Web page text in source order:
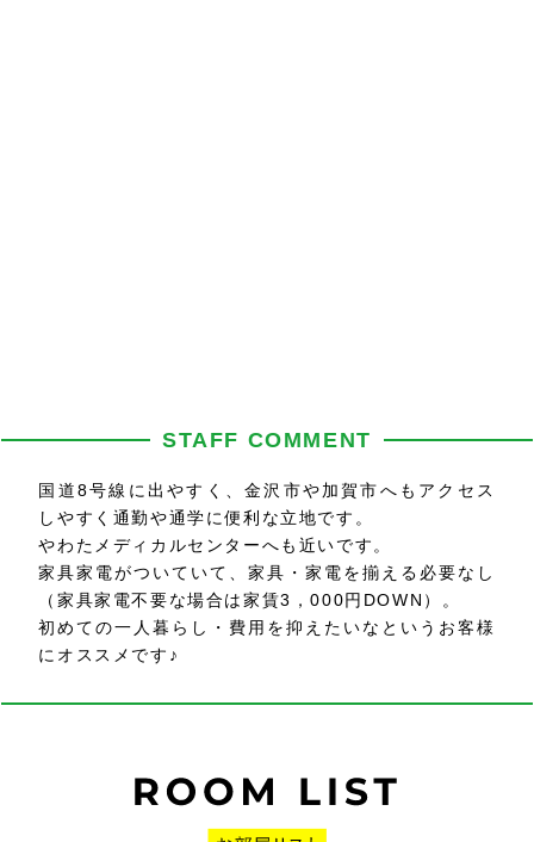
STAFF COMMENT
国道8号線に出やすく、金沢市や加賀市へもアクセス
しやすく通勤や通学に便利な立地です。
やわたメディカルセンターへも近いです。
家具家電がついていて、家具・家電を揃える必要なし
（家具家電不要な場合は家賃3，000円DOWN）。
初めての一人暮らし・費用を抑えたいなというお客様
にオススメです♪